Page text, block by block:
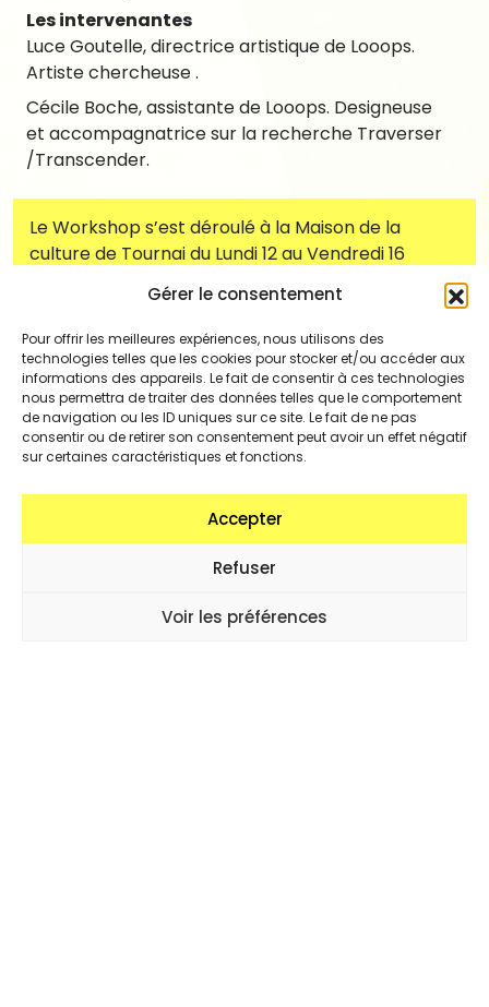
Gérer le consentement
Pour offrir les meilleures expériences, nous utilisons des
technologies telles que les cookies pour stocker et/ou accéder aux
informations des appareils. Le fait de consentir à ces technologies
nous permettra de traiter des données telles que le comportement
de navigation ou les ID uniques sur ce site. Le fait de ne pas
consentir ou de retirer son consentement peut avoir un effet négatif
sur certaines caractéristiques et fonctions.
Accepter
Refuser
Voir les préférences
Les intervenantes
Luce Goutelle, directrice artistique de Looops.
Artiste chercheuse .
Cécile Boche, assistante de Looops. Designeuse
et accompagnatrice sur la recherche Traverser
/Transcender.
Le Workshop s’est déroulé à la Maison de la
culture de Tournai du Lundi 12 au Vendredi 16
janvier 2026 pour les élèves section graphisme
2nde et 3ème année de l’école supérieure des
Arts Saint-Luc de Tournai.
Vous souhaitez un workshop sur mesure?
Contactez nous :contact@looops.org